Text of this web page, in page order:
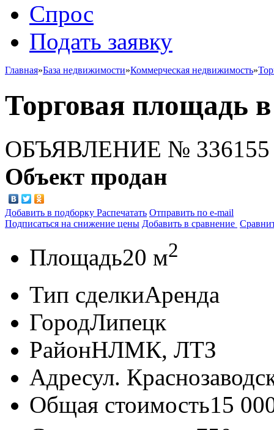
Спрос
Подать заявку
Главная»База недвижимости»Коммерческая недвижимость»
Торговая площадь
ОБЪЯВЛЕНИЕ № 336155
Объект продан
Добавить в подборку Распечатать Отправить по e-mail
Подписаться на снижение цены Добавить в сравнение
Площадь20 м2
Тип сделкиАренда
ГородЛипецк
РайонНЛМК, ЛТЗ
Адресул.
Общая стоимость15